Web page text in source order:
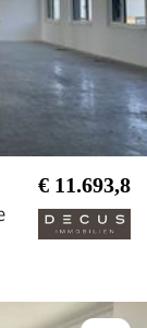
€ 11.693,8